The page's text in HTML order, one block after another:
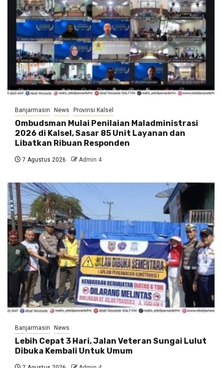
Banjarmasin News Provinsi Kalsel
Ombudsman Mulai Penilaian Maladministrasi
2026 di Kalsel, Sasar 85 Unit Layanan dan
Libatkan Ribuan Responden
7 Agustus 2026 Admin 4
Banjarmasin News
Lebih Cepat 3 Hari, Jalan Veteran Sungai Lulut
Dibuka Kembali Untuk Umum